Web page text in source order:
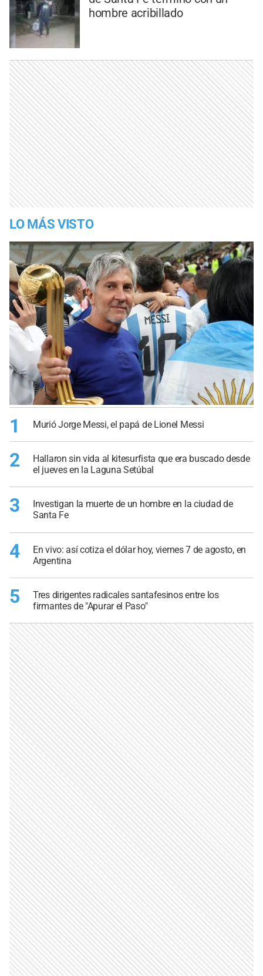
hombre acribillado
LO MÁS VISTO
1 Murió Jorge Messi, el papá de Lionel Messi
2
Hallaron sin vida al kitesurfista que era buscado desde
el jueves en la Laguna Setúbal
3
Investigan la muerte de un hombre en la ciudad de
Santa Fe
4
En vivo: así cotiza el dólar hoy, viernes 7 de agosto, en
Argentina
5
Tres dirigentes radicales santafesinos entre los
firmantes de "Apurar el Paso"